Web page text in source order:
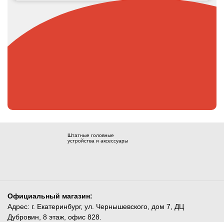
Штатные головные
устройства и аксессуары
Официальный магазин:
Адрес: г. Екатеринбург, ул. Чернышевского, дом 7, ДЦ
Дубровин, 8 этаж, офис 828.